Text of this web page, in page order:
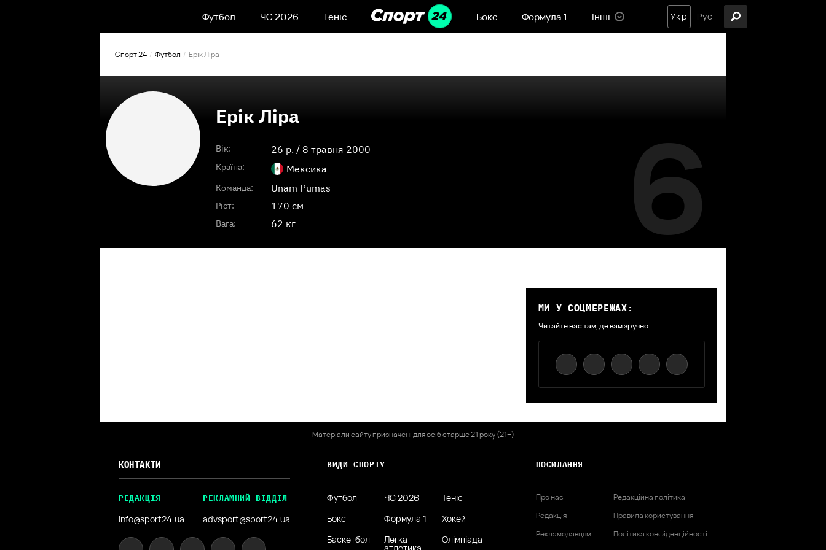
Футбол ЧС 2026 Теніс Бокс Формула 1 Інші Укр Рус
Спорт 24 Футбол Ерік Ліра
Ерік Ліра
Вік: 26 p. / 8 травня 2000
Країна: Мексика
Команда: Unam Pumas
Ріст: 170 см
Вага: 62 кг 6
МИ У СОЦМЕРЕЖАХ:
Читайте нас там, де вам зручно
Матеріали сайту призначені для осіб старше 21 року (21+)
КОНТАКТИ
РЕДАКЦІЯ
info@sport24.ua
РЕКЛАМНИЙ ВІДДІЛ
advsport@sport24.ua
ВИДИ СПОРТУ
Футбол ЧС 2026
Теніс
Бокс
Формула 1
Хокей
Баскетбол
Легка Олімпіада
ПОСИЛАННЯ
Про нас
Редакція
Рекламодавцям
Редакційна політика
Правила користування
Політика конфіденційності